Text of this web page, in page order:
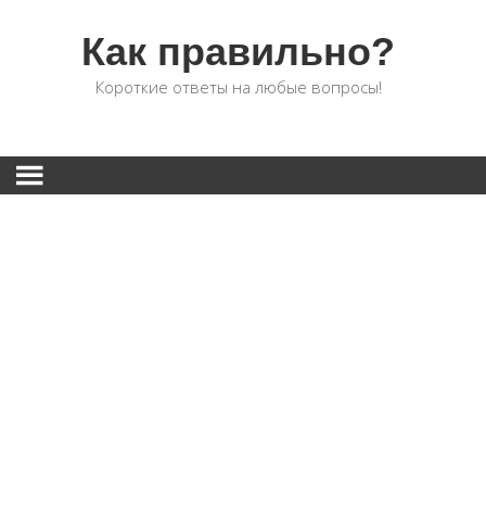
Как правильно?
Короткие ответы на любые вопросы!